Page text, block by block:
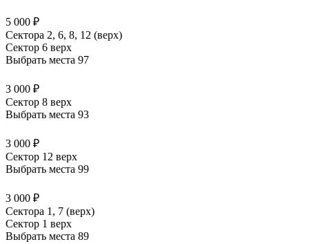
5 000 ₽
Сектора 2, 6, 8, 12 (верх)
Сектор 6 верх
Выбрать места 97
3 000 ₽
Сектор 8 верх
Выбрать места 93
3 000 ₽
Сектор 12 верх
Выбрать места 99
3 000 ₽
Сектора 1, 7 (верх)
Сектор 1 верх
Выбрать места 89